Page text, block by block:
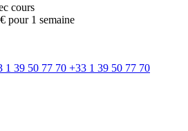
cours
pour 1 semaine
+33 1 39 50 77 70